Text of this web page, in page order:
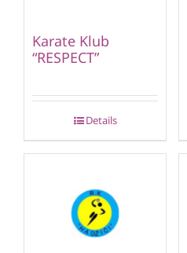
Karate Klub
“RESPECT”
Details